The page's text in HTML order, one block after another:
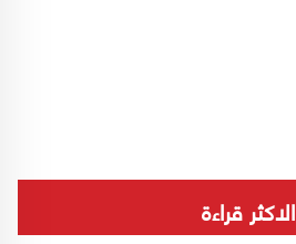
الاكثر قراءة